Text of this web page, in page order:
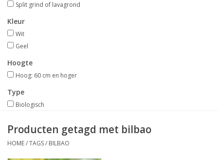
Advies
Onze tuinen!
Sterke Bollen Dagen
Nieuws
Split grind of lavagrond
Kleur
Wit
Geel
Hoogte
Hoog: 60 cm en hoger
Type
Biologisch
Producten getagd met bilbao
HOME/TAGS/ BILBAO